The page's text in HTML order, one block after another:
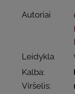
Autoriai
Leidykla
Kalba:
Viršelis: